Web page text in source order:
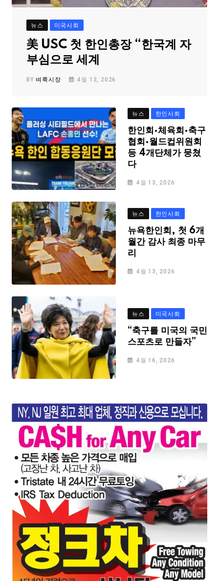
뉴스 미국사회
美 USC 첫 한인총장 “한국계 자
부심으로 세계
BY 벼룩시장 4월 13, 2026
뉴스 한인사회
한인회·체육회·축구
협회·월드컵위원회
등 4개단체가 뭉쳤
다
4월 13, 2026
뉴스 한인사회
뉴욕한인회, 첫 6개
월간 감사 최종 마무
리
4월 13, 2026
뉴스 미국사회
“축구를 미국의 국민
스포츠로 만들자”
4월 16, 2026